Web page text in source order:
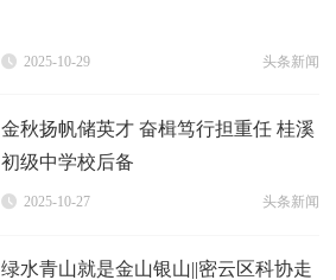
2025-10-29 头条新闻
金秋扬帆储英才 奋楫笃行担重任 桂溪
初级中学校后备
2025-10-27 头条新闻
绿水青山就是金山银山||密云区科协走